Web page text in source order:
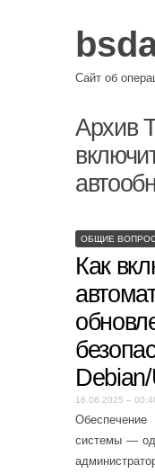
Сайт об
Архив
ОБЩИЕ
Как
16.06.2025 –
системы —